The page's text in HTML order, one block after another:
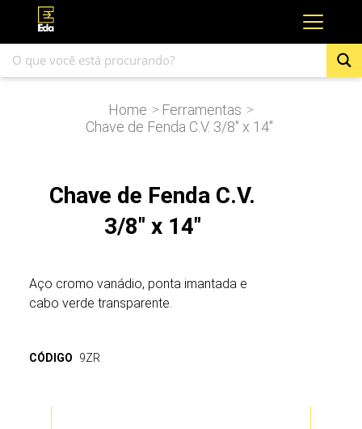
Home > Ferramentas >
Chave de Fenda C.V. 3/8″ x 14″
Chave de Fenda C.V.
3/8″ x 14″
Aço cromo vanádio, ponta imantada e
cabo verde transparente.
CÓDIGO 9ZR